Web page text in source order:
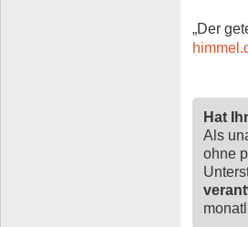
„Der
Hat
Als
ohne